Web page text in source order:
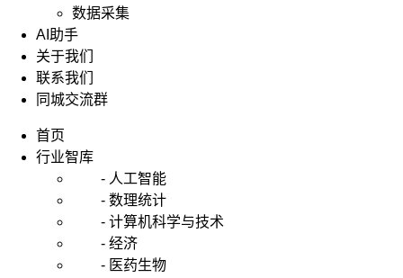
数据采集
AI助手
关于我们
联系我们
同城交流群
首页
行业智库
- 人工智能
- 数理统计
- 计算机科学与技术
- 经济
- 医药生物